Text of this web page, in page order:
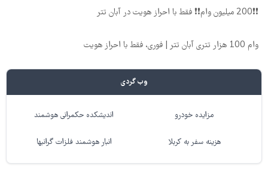
❗❗200 میلیون وام❗❗ فقط با احراز هویت در آبان تتر
وام 100 هزار تتری آبان تتر | فوری، فقط با احراز هویت
وب گردی
مزایده خودرو اندیشکده حکمرانی هوشمند
هزینه سفر به کربلا انبار هوشمند فلزات گرانبها